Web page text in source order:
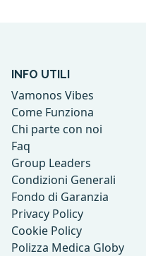
INFO UTILI
Vamonos Vibes
Come Funziona
Chi parte con noi
Faq
Group Leaders
Condizioni Generali
Fondo di Garanzia
Privacy Policy
Cookie Policy
Polizza Medica Globy